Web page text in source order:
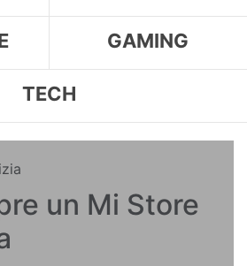
GAMING
TECH
un Mi Store